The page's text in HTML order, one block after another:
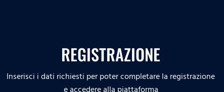
REGISTRAZIONE
Inserisci i dati richiesti per poter completare la registrazione